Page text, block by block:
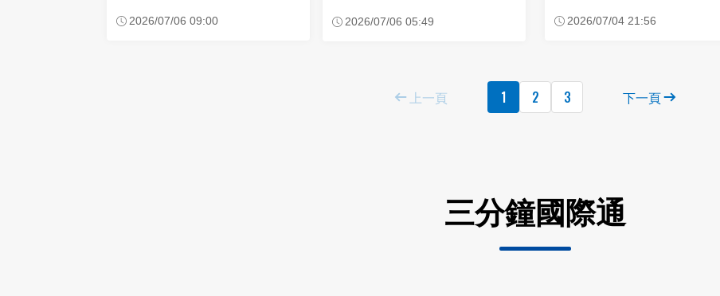
2026/07/06 09:00 2026/07/06 05:49 2026/07/04 21:56
上一頁 1 2 3 下一頁
三分鐘國際通